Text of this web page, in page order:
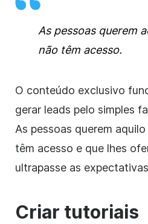
As pessoas querem
não têm acesso.
O conteúdo exclusivo
gerar leads pelo simples
As pessoas querem
têm acesso e que lhes
ultrapasse as
Criar tutoriais